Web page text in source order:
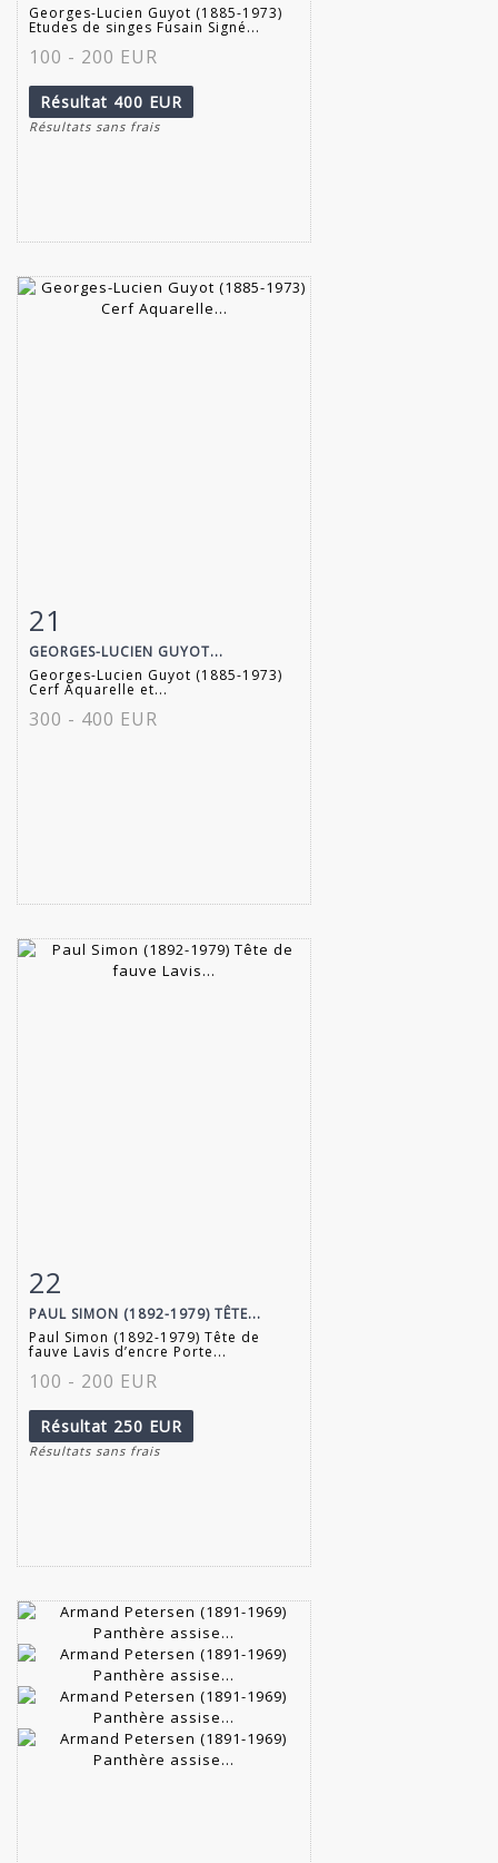
Georges-Lucien Guyot (1885-1973)
Etudes de singes Fusain Signé...
100 - 200 EUR
Résultat 400 EUR
Résultats sans frais
Fiche détaillée
21
GEORGES-LUCIEN GUYOT...
Georges-Lucien Guyot (1885-1973)
Cerf Aquarelle et...
300 - 400 EUR
Fiche détaillée
22
PAUL SIMON (1892-1979) TÊTE...
Paul Simon (1892-1979) Tête de
fauve Lavis d’encre Porte...
100 - 200 EUR
Résultat 250 EUR
Résultats sans frais